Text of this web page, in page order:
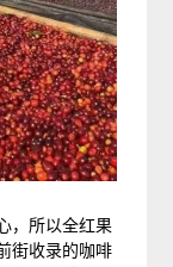
，所以全红果
街收录的咖啡